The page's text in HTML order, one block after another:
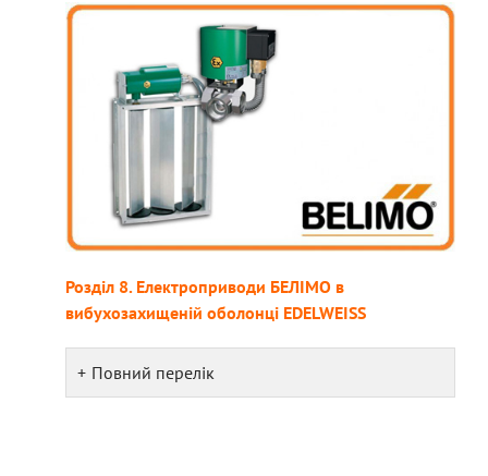
Розділ 8. Електроприводи БЕЛІМО в
вибухозахищеній оболонці EDELWEISS
Повний перелік